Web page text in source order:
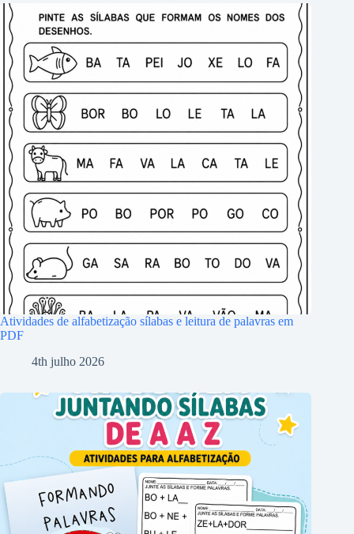
Atividades de alfabetização sílabas e leitura de palavras em
PDF
4th julho 2026